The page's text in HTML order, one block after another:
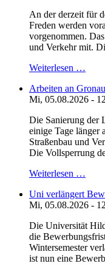
An der derzeit für
Freden werden
vorgenommen.
und Verkehr mit.
Weiterlesen …
Arbeiten an
Mi, 05.08.2026 -
Die Sanierung der
einige Tage länger
Straßenbau und
Die Vollsperrung
Weiterlesen …
Uni verlängert
Mi, 05.08.2026 -
Die Universität
die
Wintersemester
ist nun eine